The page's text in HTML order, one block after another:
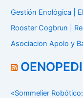
Gestión Enológica |
Rooster Cogbrun |
Asociacion Apolo y
«Sommelier